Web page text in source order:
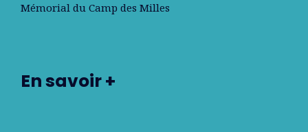
Mémorial du Camp des Milles
En savoir +